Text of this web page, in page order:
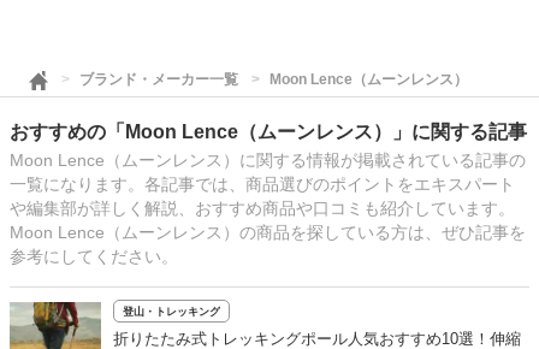
ブランド・メーカー一覧 Moon Lence（ムーンレンス）
おすすめの「Moon Lence（ムーンレンス）」に関する記事
Moon Lence（ムーンレンス）に関する情報が掲載されている記事の
一覧になります。各記事では、商品選びのポイントをエキスパート
や編集部が詳しく解説、おすすめ商品や口コミも紹介しています。
Moon Lence（ムーンレンス）の商品を探している方は、ぜひ記事を
参考にしてください。
登山・トレッキング
折りたたみ式トレッキングポール人気おすすめ10選！伸縮